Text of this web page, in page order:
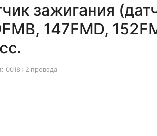
зажигания
147FMD,
00181 2 провода